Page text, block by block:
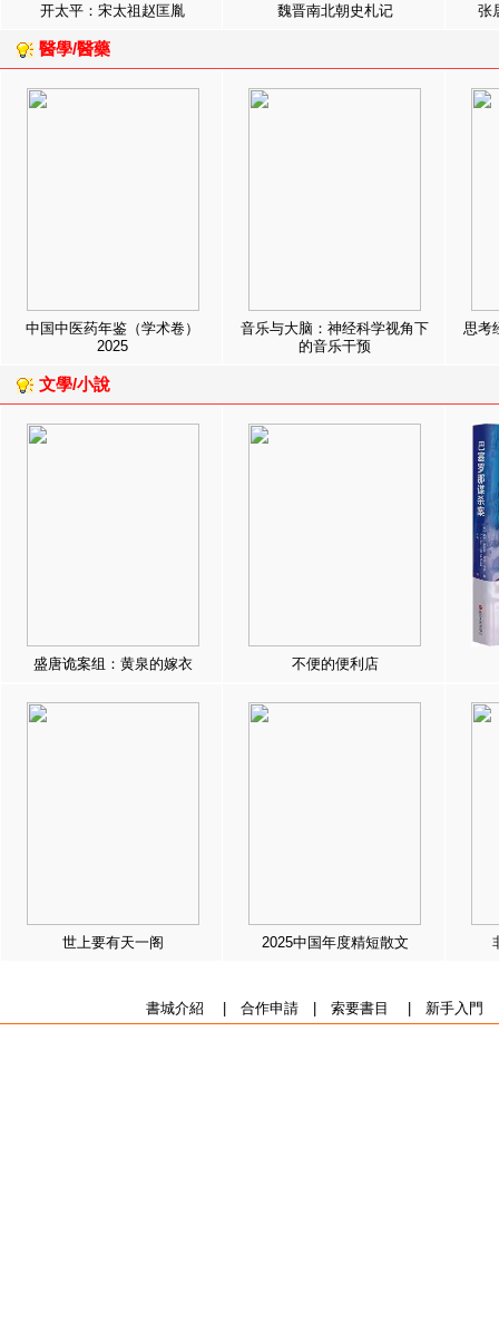
开太平：宋太祖赵匡胤 魏晋南北朝史札记 张
醫學/醫藥
中国中医药年鉴（学术卷）
2025
音乐与大脑：神经科学视角下
的音乐干预
思考
文學/小說
盛唐诡案组：黄泉的嫁衣 不便的便利店
世上要有天一阁 2025中国年度精短散文
書城介紹 合作申請| 索要書目 新手入門